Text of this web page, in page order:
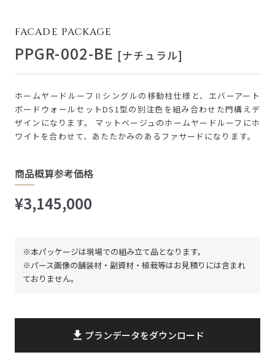
FACADE PACKAGE
PPGR-002-BE [ナチュラル]
ホームヤードルーフⅡシングルの移動柱仕様と、エバーアート
ボードウォールセットDS1型の別注色を組み合わせた門構えデ
ザインになります。 マットベージュのホームヤードルーフにホ
ワイトを合わせて、あたたかみのあるファサードになります。
商品概算参考価格
¥3,145,000
※本パッケージは現場での組み立て品となります。
※パース画像の舗装材・副資材・植栽等はお見積りには含まれ
ておりません。
file_download プランデータをダウンロード